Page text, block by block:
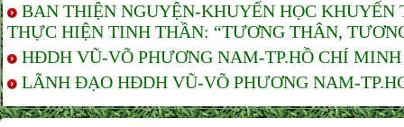
BAN THIỆN NGUYỆN-KHUYẾN HỌC
THỰC HIỆN TINH THẦN: “TƯƠNG THÂN,
HĐDH VŨ-VÕ PHƯƠNG NAM-TP.HỒ CHÍ
LÃNH ĐẠO HĐDH VŨ-VÕ PHƯƠNG NAM-